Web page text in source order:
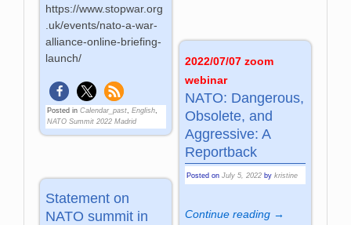
https://www.stopwar.org
.uk/events/nato-a-war-
alliance-online-briefing-
launch/
Posted in Calendar_past ,English
NATO Summit 2022 Madrid
2022/07/07 zoom
webinar
NATO: Dangerous,
Obsolete, and
Aggressive: A
Reportback
Posted on July 5, 2022 by kristine
Continue reading →
Statement on
NATO summit in